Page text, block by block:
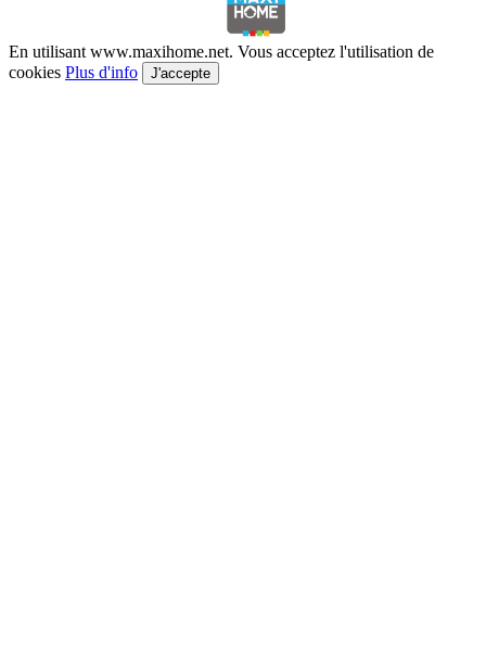
En utilisant www.maxihome.net. Vous acceptez l'utilisation de
cookies Plus d'info J'accepte